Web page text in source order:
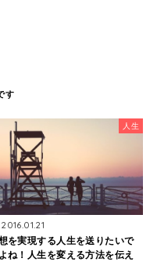
人生
2016.01.21
を実現する人生を送りたいで
ね！人生を変える方法を伝え